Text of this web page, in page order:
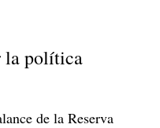
la política
de la Reserva